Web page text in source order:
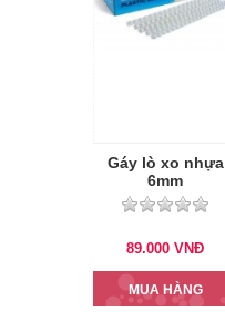
Gáy lò xo nhựa
6mm
89.000 VNĐ
MUA HÀNG